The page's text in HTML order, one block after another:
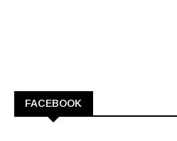
FACEBOOK